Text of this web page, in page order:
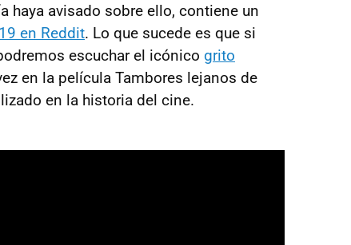
haya avisado sobre ello, contiene un
en Reddit. Lo que sucede es que si
escuchar el icónico grito
en la película Tambores lejanos de
en la historia del cine.